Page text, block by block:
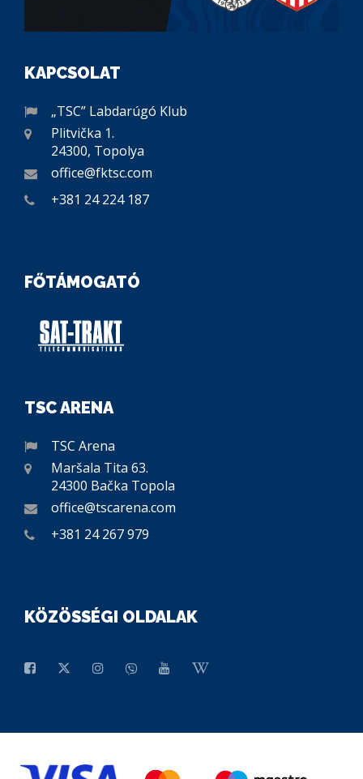
KAPCSOLAT
„TSC” Labdarúgó Klub
Plitvička 1.
24300, Topolya
office@fktsc.com
+381 24 224 187
FŐTÁMOGATÓ
TSC ARENA
TSC Arena
Maršala Tita 63.
24300 Bačka Topola
office@tscarena.com
+381 24 267 979
KÖZÖSSÉGI OLDALAK